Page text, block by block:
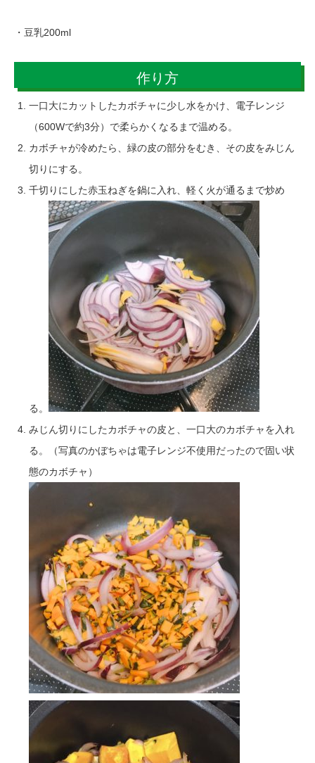
・豆乳200ml
作り方
一口大にカットしたカボチャに少し水をかけ、電子レンジ
（600Wで約3分）で柔らかくなるまで温める。
カボチャが冷めたら、緑の皮の部分をむき、その皮をみじん
切りにする。
千切りにした赤玉ねぎを鍋に入れ、軽く火が通るまで炒め
る。
みじん切りにしたカボチャの皮と、一口大のカボチャを入れ
る。（写真のかぼちゃは電子レンジ不使用だったので固い状
態のカボチャ）